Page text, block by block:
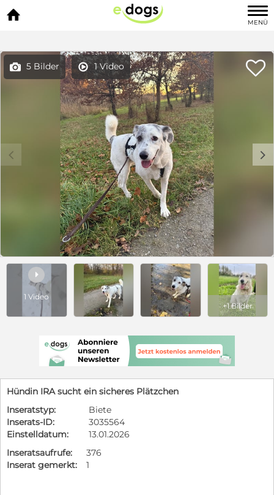

MENÜ
 5 Bilder  1 Video 
c d

1 Video
+1 Bilder
Hündin IRA sucht ein sicheres Plätzchen
Inseratstyp:
Biete
Inserats-ID:
3035564
Einstelldatum:
13.01.2026
Inseratsaufrufe:
376
Inserat gemerkt:
1